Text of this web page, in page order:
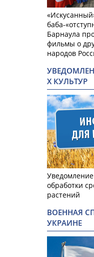
баба-
Барнаула
фильмы о
народов
Х КУЛЬТУР
обработки
растений
ВОЕННАЯ
УКРАИНЕ